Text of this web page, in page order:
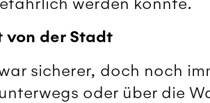
von der Stadt
sicherer, doch noch
oder über die